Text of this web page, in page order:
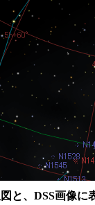
と、DSS画像に